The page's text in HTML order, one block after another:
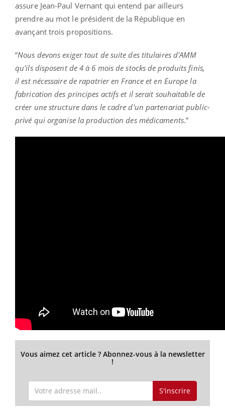
assure Jean-Paul Vernant qui entend par ailleurs
prendre au mot le président de la République en
avançant trois propositions.
“Nous devons exiger tout de suite des titulaires d'AMM
qu'ils disposent de 4 à 6 mois de stocks de produits finis,
il est nécessaire de rapatrier en France et en Europe la
fabrication des principes actifs et il serait souhaitable de
créer une structure dans le cadre d'un partenariat public-
privé qui organise la production des médicaments.”
Vous aimez cet article ? Abonnez-vous à la newsletter
!
S'inscrire